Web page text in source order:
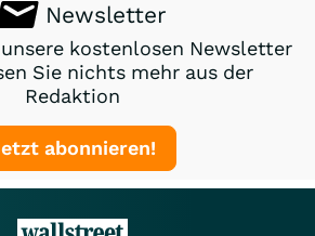
Newsletter
kostenlosen Newsletter
Sie nichts mehr aus der
Redaktion
abonnieren!